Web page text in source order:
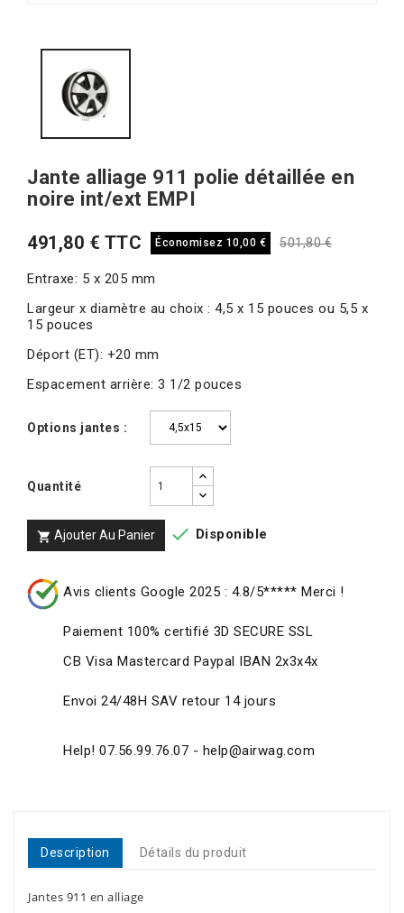
Jante alliage 911 polie détaillée en
noire int/ext EMPI
491,80 € TTC Économisez 10,00 € 501,80 €
Entraxe: 5 x 205 mm
Largeur x diamètre au choix : 4,5 x 15 pouces ou 5,5 x
15 pouces
Déport (ET): +20 mm
Espacement arrière: 3 1/2 pouces
Options jantes :
Quantité
 Ajouter Au Panier  Disponible
Avis clients Google 2025 : 4.8/5***** Merci !
Paiement 100% certifié 3D SECURE SSL
CB Visa Mastercard Paypal IBAN 2x3x4x
Envoi 24/48H SAV retour 14 jours
Help! 07.56.99.76.07 - help@airwag.com
Description Détails du produit
Jantes 911 en alliage